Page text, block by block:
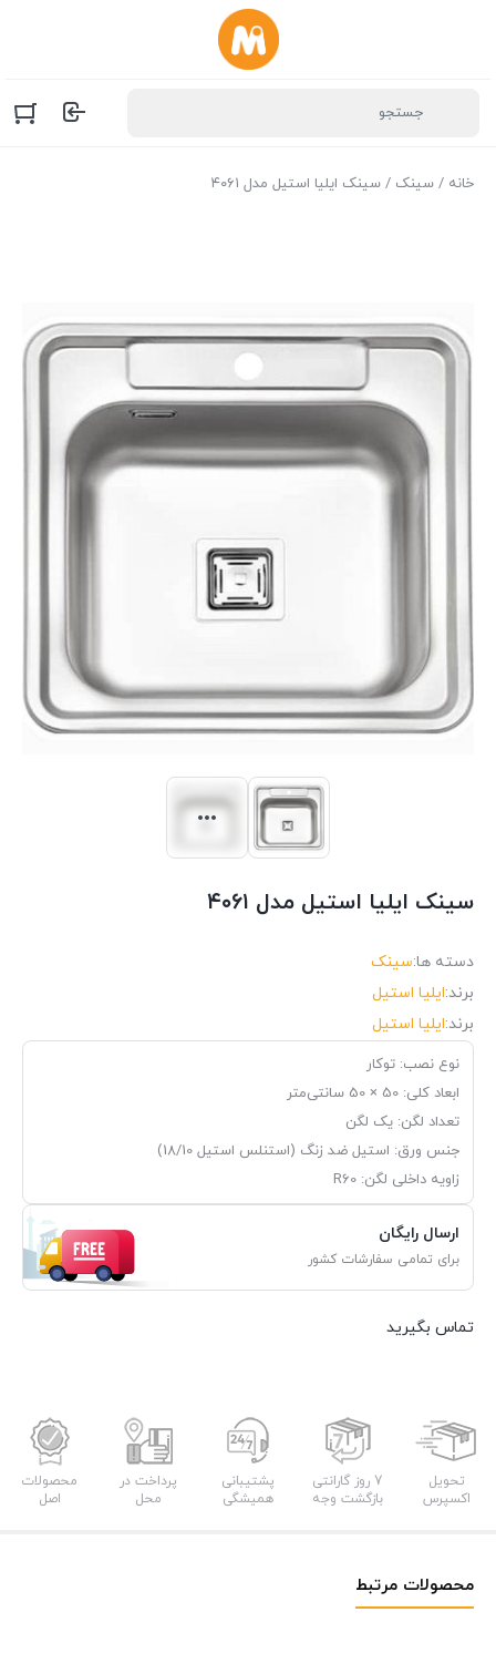
خانه / سینک / سینک ایلیا استیل مدل ۴۰۶۱
سینک ایلیا استیل مدل ۴۰۶۱
دسته ها:سینک
برند:ایلیا استیل
برند:ایلیا استیل
نوع نصب: توکار
ابعاد کلی: 50 × 50 سانتی‌متر
تعداد لگن: یک لگن
جنس ورق: استیل ضد زنگ (استنلس استیل 18/10)
زاویه داخلی لگن: R60
ارسال رایگان
برای تمامی سفارشات کشور
تماس بگیرید
تحویل
اکسپرس
7 روز گارانتی
بازگشت وجه
پشتیبانی
همیشگی
پرداخت در
محل
محصولات
اصل
محصولات مرتبط